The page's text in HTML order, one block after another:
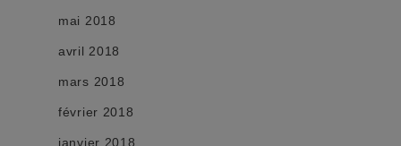
mai 2018
avril 2018
mars 2018
février 2018
janvier 2018